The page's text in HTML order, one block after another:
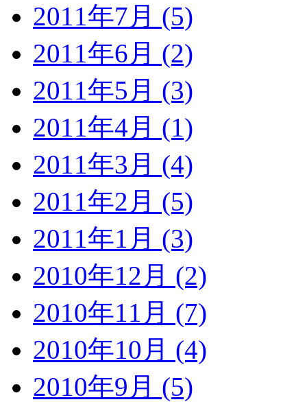
2011年7月 (5)
2011年6月 (2)
2011年5月 (3)
2011年4月 (1)
2011年3月 (4)
2011年2月 (5)
2011年1月 (3)
2010年12月 (2)
2010年11月 (7)
2010年10月 (4)
2010年9月 (5)